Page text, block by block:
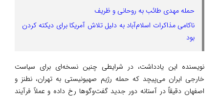
حمله مهدی طائب به روحانی و ظریف
ناکامی مذاکرات اسلام‌آباد به دلیل تلاش آمریکا برای دیکته کردن
بود
نویسنده این یادداشت، در شرایطی چنین نسخه‌ای برای سیاست
خارجی ایران می‌پیچد که حمله رژیم صهیونیستی به تهران، نطنز و
اصفهان دقیقاً در آستانه دور جدید گفت‌وگوها رخ داده و عملاً فرآیند